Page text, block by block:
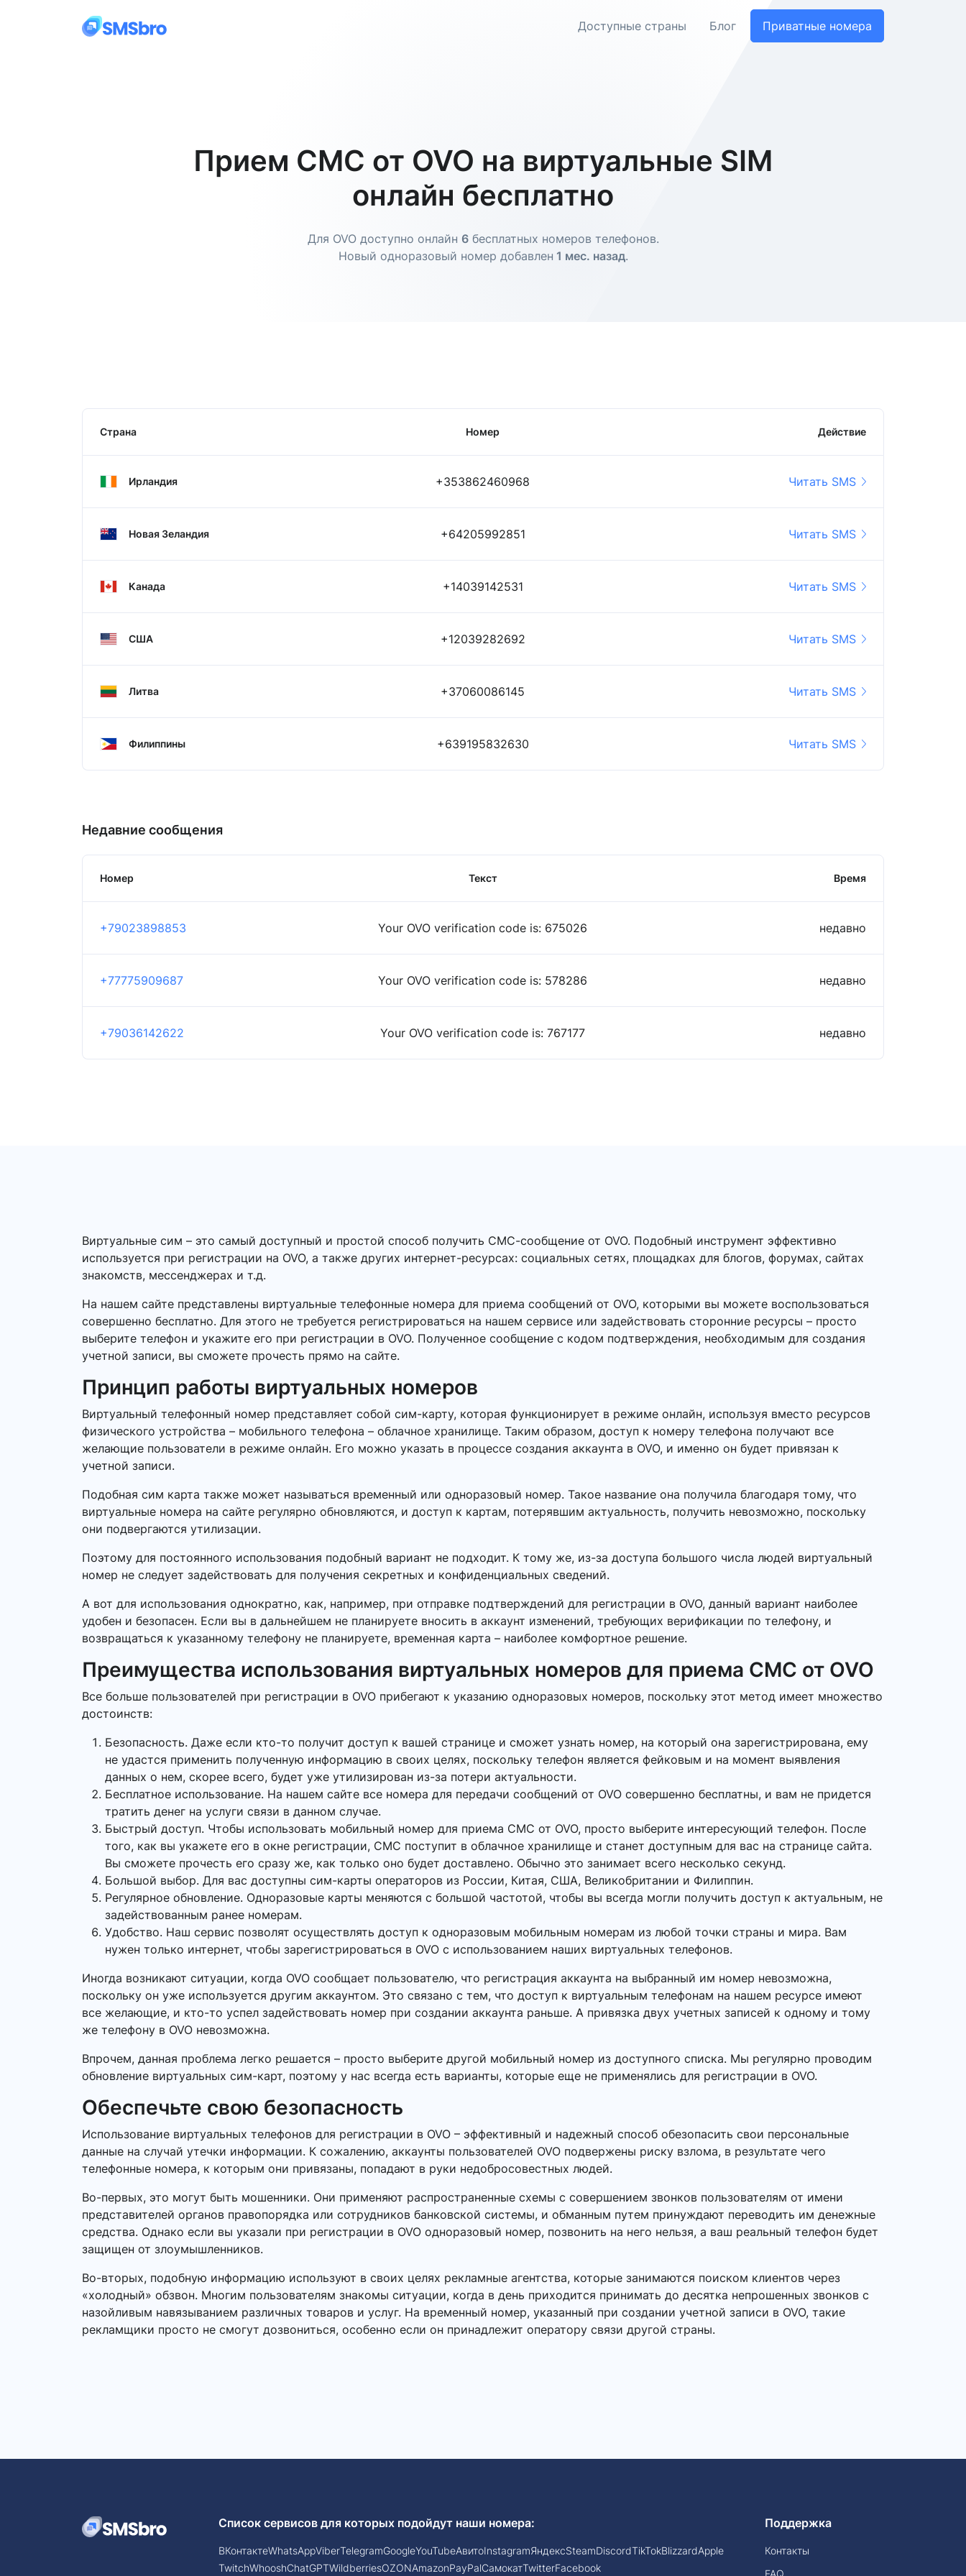
Доступные страны Блог Приватные номера
Прием СМС от OVO на виртуальные SIM
онлайн бесплатно
Для OVO доступно онлайн 6бесплатных номеров телефонов.
Новый одноразовый номер добавлен 1 мес. назад.
Страна Номер Действие
Ирландия +353862460968 Читать SMS
Новая Зеландия +64205992851 Читать SMS
Канада +14039142531 Читать SMS
США +12039282692 Читать SMS
Литва +37060086145 Читать SMS
Филиппины +639195832630 Читать SMS
Недавние сообщения
Номер Текст Время
+79023898853 Your OVO verification code is: 675026 недавно
+77775909687 Your OVO verification code is: 578286 недавно
+79036142622 Your OVO verification code is: 767177 недавно
Виртуальные сим – это самый доступный и простой способ получить СМС-сообщение от OVO. Подобный инструмент эффективно
используется при регистрации на OVO, а также других интернет-ресурсах: социальных сетях, площадках для блогов, форумах, сайтах
знакомств, мессенджерах и т.д.
На нашем сайте представлены виртуальные телефонные номера для приема сообщений от OVO, которыми вы можете воспользоваться
совершенно бесплатно. Для этого не требуется регистрироваться на нашем сервисе или задействовать сторонние ресурсы – просто
выберите телефон и укажите его при регистрации в OVO. Полученное сообщение с кодом подтверждения, необходимым для создания
учетной записи, вы сможете прочесть прямо на сайте.
Принцип работы виртуальных номеров
Виртуальный телефонный номер представляет собой сим-карту, которая функционирует в режиме онлайн, используя вместо ресурсов
физического устройства – мобильного телефона – облачное хранилище. Таким образом, доступ к номеру телефона получают все
желающие пользователи в режиме онлайн. Его можно указать в процессе создания аккаунта в OVO, и именно он будет привязан к
учетной записи.
Подобная сим карта также может называться временный или одноразовый номер. Такое название она получила благодаря тому, что
виртуальные номера на сайте регулярно обновляются, и доступ к картам, потерявшим актуальность, получить невозможно, поскольку
они подвергаются утилизации.
Поэтому для постоянного использования подобный вариант не подходит. К тому же, из-за доступа большого числа людей виртуальный
номер не следует задействовать для получения секретных и конфиденциальных сведений.
А вот для использования однократно, как, например, при отправке подтверждений для регистрации в OVO, данный вариант наиболее
удобен и безопасен. Если вы в дальнейшем не планируете вносить в аккаунт изменений, требующих верификации по телефону, и
возвращаться к указанному телефону не планируете, временная карта – наиболее комфортное решение.
Преимущества использования виртуальных номеров для приема СМС от OVO
Все больше пользователей при регистрации в OVO прибегают к указанию одноразовых номеров, поскольку этот метод имеет множество
достоинств:
Безопасность. Даже если кто-то получит доступ к вашей странице и сможет узнать номер, на который она зарегистрирована, ему
не удастся применить полученную информацию в своих целях, поскольку телефон является фейковым и на момент выявления
данных о нем, скорее всего, будет уже утилизирован из-за потери актуальности.
Бесплатное использование. На нашем сайте все номера для передачи сообщений от OVO совершенно бесплатны, и вам не придется
тратить денег на услуги связи в данном случае.
Быстрый доступ. Чтобы использовать мобильный номер для приема СМС от OVO, просто выберите интересующий телефон. После
того, как вы укажете его в окне регистрации, СМС поступит в облачное хранилище и станет доступным для вас на странице сайта.
Вы сможете прочесть его сразу же, как только оно будет доставлено. Обычно это занимает всего несколько секунд.
Большой выбор. Для вас доступны сим-карты операторов из России, Китая, США, Великобритании и Филиппин.
Регулярное обновление. Одноразовые карты меняются с большой частотой, чтобы вы всегда могли получить доступ к актуальным, не
задействованным ранее номерам.
Удобство. Наш сервис позволят осуществлять доступ к одноразовым мобильным номерам из любой точки страны и мира. Вам
нужен только интернет, чтобы зарегистрироваться в OVO с использованием наших виртуальных телефонов.
Иногда возникают ситуации, когда OVO сообщает пользователю, что регистрация аккаунта на выбранный им номер невозможна,
поскольку он уже используется другим аккаунтом. Это связано с тем, что доступ к виртуальным телефонам на нашем ресурсе имеют
все желающие, и кто-то успел задействовать номер при создании аккаунта раньше. А привязка двух учетных записей к одному и тому
же телефону в OVO невозможна.
Впрочем, данная проблема легко решается – просто выберите другой мобильный номер из доступного списка. Мы регулярно проводим
обновление виртуальных сим-карт, поэтому у нас всегда есть варианты, которые еще не применялись для регистрации в OVO.
Обеспечьте свою безопасность
Использование виртуальных телефонов для регистрации в OVO – эффективный и надежный способ обезопасить свои персональные
данные на случай утечки информации. К сожалению, аккаунты пользователей OVO подвержены риску взлома, в результате чего
телефонные номера, к которым они привязаны, попадают в руки недобросовестных людей.
Во-первых, это могут быть мошенники. Они применяют распространенные схемы с совершением звонков пользователям от имени
представителей органов правопорядка или сотрудников банковской системы, и обманным путем принуждают переводить им денежные
средства. Однако если вы указали при регистрации в OVO одноразовый номер, позвонить на него нельзя, а ваш реальный телефон будет
защищен от злоумышленников.
Во-вторых, подобную информацию используют в своих целях рекламные агентства, которые занимаются поиском клиентов через
«холодный» обзвон. Многим пользователям знакомы ситуации, когда в день приходится принимать до десятка непрошенных звонков с
назойливым навязыванием различных товаров и услуг. На временный номер, указанный при создании учетной записи в OVO, такие
рекламщики просто не смогут дозвониться, особенно если он принадлежит оператору связи другой страны.
Список сервисов для которых подойдут наши номера:
ВКонтактеWhatsAppViberTelegramGoogleYouTubeАвитоInstagramЯндексSteamDiscordTikTokBlizzardApple
TwitchWhooshChatGPTWildberriesOZONAmazonPayPalСамокатTwitterFacebook
Поддержка
Контакты
FAQ